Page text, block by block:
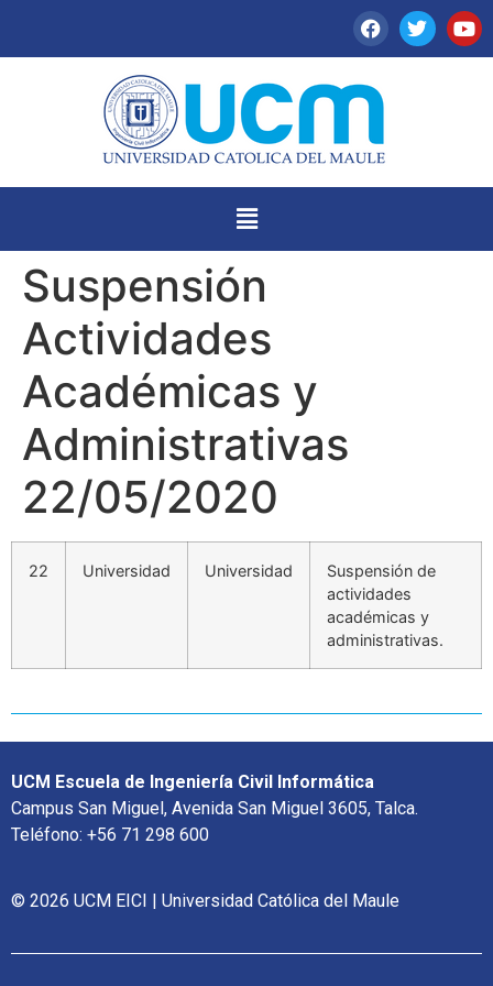
Suspensión
Actividades
Académicas y
Administrativas
22/05/2020
22 Universidad Universidad
Suspensión de
actividades
académicas y
administrativas.
UCM Escuela de Ingeniería Civil Informática
Campus San Miguel, Avenida San Miguel 3605, Talca.
Teléfono: +56 71 298 600
© 2026 UCM EICI | Universidad Católica del Maule